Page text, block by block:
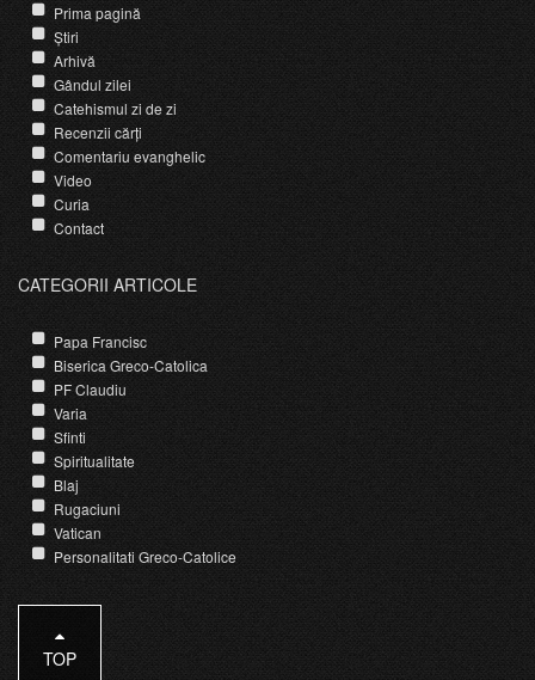
Prima pagină
Știri
Arhivă
Gândul zilei
Catehismul zi de zi
Recenzii cărți
Comentariu evanghelic
Video
Curia
Contact
CATEGORII ARTICOLE
Papa Francisc
Biserica Greco-Catolica
PF Claudiu
Varia
Sfinti
Spiritualitate
Blaj
Rugaciuni
Vatican
Personalitati Greco-Catolice
TOP